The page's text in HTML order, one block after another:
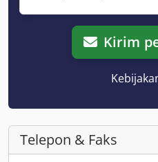
Kirim
Telepon & Faks